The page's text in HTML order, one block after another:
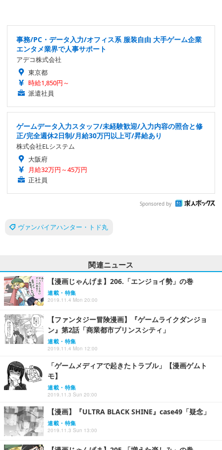
事務/PC・データ入力/オフィス系 服装自由 大手ゲーム企業
エンタメ業界で人事サポート
アデコ株式会社
東京都
時給1,850円～
派遣社員
ゲームデータ入力スタッフ/未経験歓迎/入力内容の照合と修
正/完全週休2日制/月給30万円以上可/昇給あり
株式会社ELシステム
大阪府
月給32万円～45万円
正社員
Sponsored by
ヴァンパイアハンター・トド丸
関連ニュース
【漫画じゃんげま】206.「エンジョイ勢」の巻
連載・特集
2019.11.4 Mon 20:00
【ファンタジー冒険漫画】『ゲームライクダンジョ
ン』第2話「商業都市プリンスシティ」
連載・特集
2019.11.4 Mon 12:00
「ゲームメディアで起きたトラブル」【漫画ゲムト
モ】
連載・特集
2019.11.3 Sun 20:00
【漫画】『ULTRA BLACK SHINE』case49「疑念」
連載・特集
2019.11.3 Sun 13:00